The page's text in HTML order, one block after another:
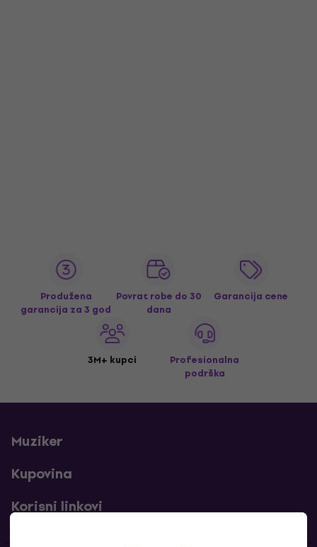
Produžena
garancija za 3 god
Povrat robe do 30
dana
Garancija cene
3M+ kupci
Profesionalna
podrška
Muziker
Kupovina
Korisni linkovi